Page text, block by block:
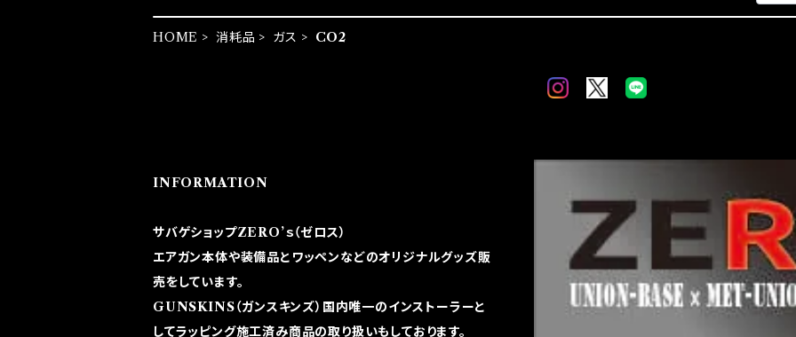
HOME 消耗品 ガス CO2
INFORMATION
サバゲショップZERO’ｓ（ゼロス）
エアガン本体や装備品とワッペンなどのオリジナルグッズ販
売をしています。
GUNSKINS（ガンスキンズ）国内唯一のインストーラーと
してラッピング施工済み商品の取り扱いもしております。